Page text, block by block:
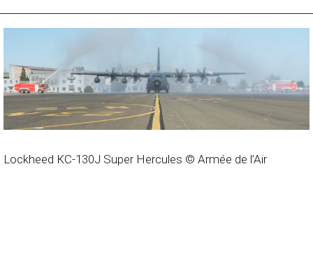
Lockheed KC-130J Super Hercules © Armée de l’Air